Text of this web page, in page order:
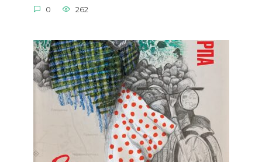
0 262